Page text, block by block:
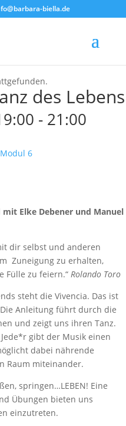
biella.de
des Lebens
- 21:00
6
Elke Debener und Manuel
dir selbst und anderen
Zuneigung zu erhalten,
Fülle zu feiern.“ Rolando Toro
steht die Vivencia. Das ist
Anleitung führt durch die
und zeigt uns ihren Tanz.
gibt der Musik einen
dabei nährende
Raum miteinander.
springen…LEBEN! Eine
Übungen bieten uns
einzutreten.